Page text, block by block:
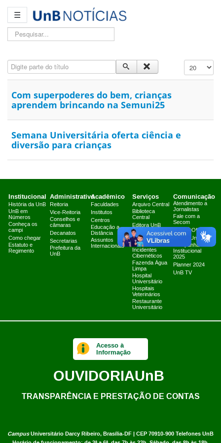
☰
Pesquisar...
Digite parte do título Exibir #
Com superpoderes do bem, crianças
aprendem brincando na Semuni25
Semana Universitária oferta ciência e
diversão para crianças
Institucional
História da UnB
UnB em
Números
Conheça os
campi
Como chegar
Estatuto e
Regimento
Administrativo
Reitoria
Vice-Reitoria
Conselhos e
câmaras
Decanatos
Secretarias
Prefeitura da
UnB
Acadêmico
Faculdades
Institutos
Centros
Educação a
Distância
Assuntos
Internacionais
Serviços
Arquivo Central
Biblioteca
Central
Editora UnB
Equipe de
Tratamento e
Resposta a
Incidentes
Cibernéticos
Fazenda Água
Limpa
Hospital
Universitário
Hospitais
Veterinários
Restaurante
Universitário
Comunicação
Atendimento a
Jornalistas
Fale com a
Secom
Canais Oficiais
Marca UnB
Campanha
Institucional
2025
Planner 2024
UnB TV
CampusUniversitário Darcy Ribeiro, Brasília-DF | CEP 70910-900 Telefones UnB
Acesso à
Informação
OUVIDORIAUnB
TRANSPARÊNCIA E PRESTAÇÃO DE CONTAS